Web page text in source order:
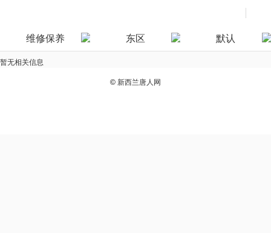
维修保养 东区 默认
暂无相关信息
© 新西兰唐人网